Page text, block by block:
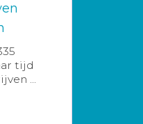
tijd
...